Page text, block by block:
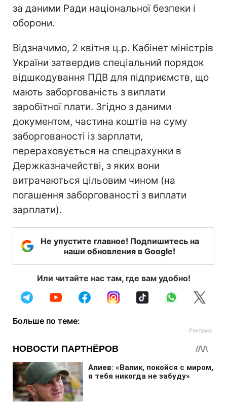
за даними Ради національної безпеки і
оборони.
Відзначимо, 2 квітня ц.р. Кабінет міністрів
України затвердив спеціальний порядок
відшкодування ПДВ для підприємств, що
мають заборгованість з виплати
заробітної плати. Згідно з даними
документом, частина коштів на суму
заборгованості із зарплати,
перераховується на спецрахунки в
Держказначействі, з яких вони
витрачаються цільовим чином (на
погашення заборгованості з виплати
зарплати).
Не упустите главное! Подпишитесь на
наши обновления в Google!
Или читайте нас там, где вам удобно!
Больше по теме: